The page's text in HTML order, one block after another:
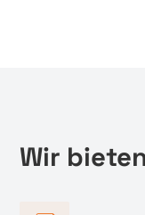
Wir